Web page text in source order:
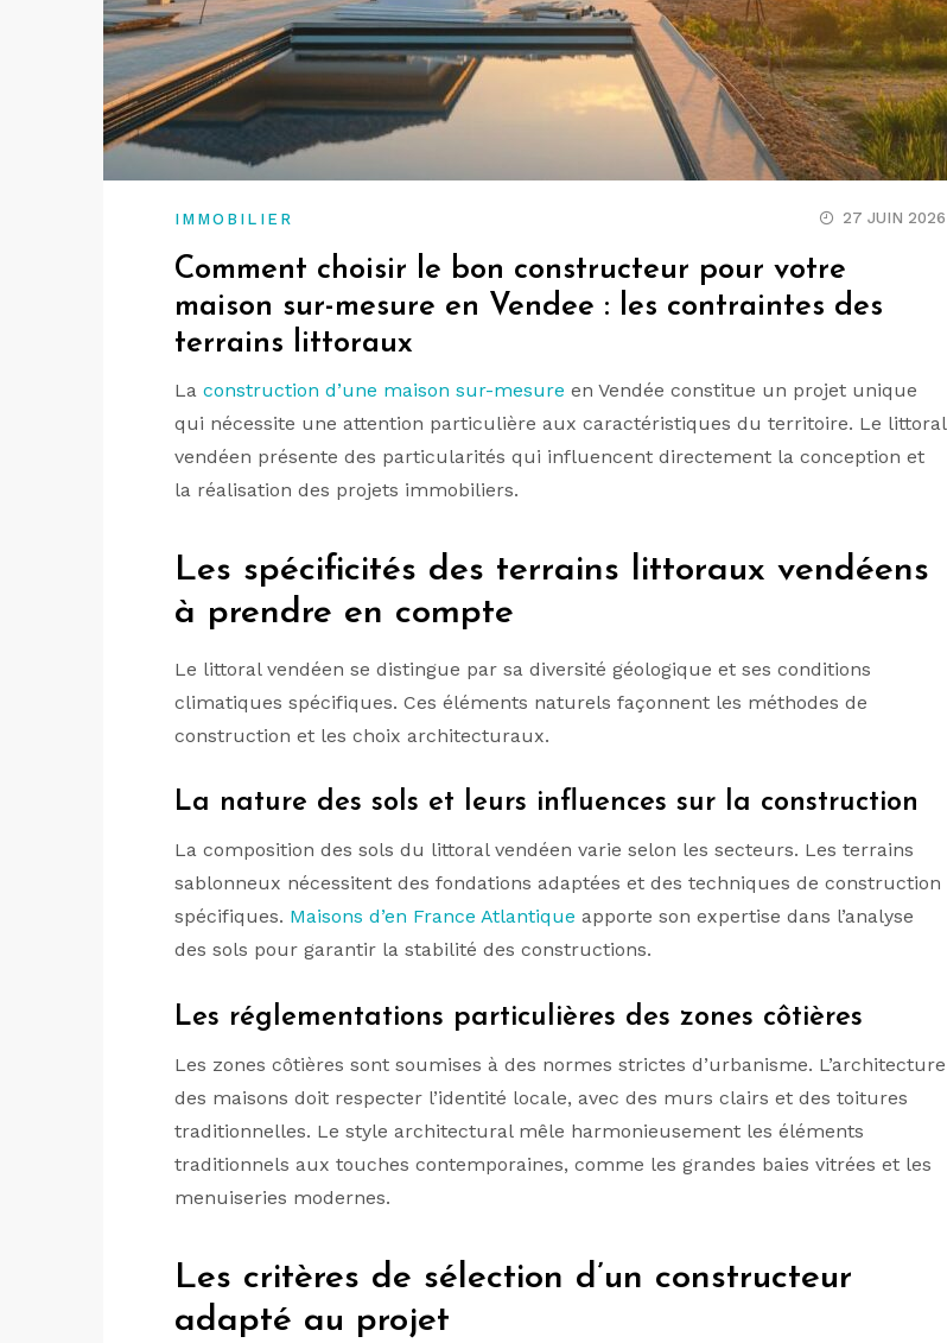
IMMOBILIER 27 JUIN 2026
Comment choisir le bon constructeur pour votre
maison sur-mesure en Vendee : les contraintes des
terrains littoraux
La construction d’une maison sur-mesure en Vendée constitue un projet unique
qui nécessite une attention particulière aux caractéristiques du territoire. Le littoral
vendéen présente des particularités qui influencent directement la conception et
la réalisation des projets immobiliers.
Les spécificités des terrains littoraux vendéens
à prendre en compte
Le littoral vendéen se distingue par sa diversité géologique et ses conditions
climatiques spécifiques. Ces éléments naturels façonnent les méthodes de
construction et les choix architecturaux.
La nature des sols et leurs influences sur la construction
La composition des sols du littoral vendéen varie selon les secteurs. Les terrains
sablonneux nécessitent des fondations adaptées et des techniques de construction
spécifiques. Maisons d’en France Atlantique apporte son expertise dans l’analyse
des sols pour garantir la stabilité des constructions.
Les réglementations particulières des zones côtières
Les zones côtières sont soumises à des normes strictes d’urbanisme. L’architecture
des maisons doit respecter l’identité locale, avec des murs clairs et des toitures
traditionnelles. Le style architectural mêle harmonieusement les éléments
traditionnels aux touches contemporaines, comme les grandes baies vitrées et les
menuiseries modernes.
Les critères de sélection d’un constructeur
adapté au projet